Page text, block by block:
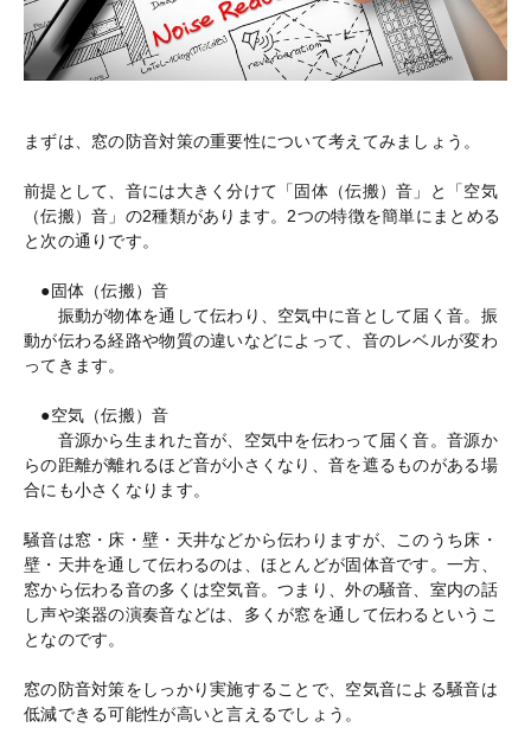
まずは、窓の防音対策の重要性について考えてみましょう。
前提として、音には大きく分けて「固体（伝搬）音」と「空気
（伝搬）音」の2種類があります。2つの特徴を簡単にまとめる
と次の通りです。
●固体（伝搬）音
振動が物体を通して伝わり、空気中に音として届く音。振
動が伝わる経路や物質の違いなどによって、音のレベルが変わ
ってきます。
●空気（伝搬）音
音源から生まれた音が、空気中を伝わって届く音。音源か
らの距離が離れるほど音が小さくなり、音を遮るものがある場
合にも小さくなります。
騒音は窓・床・壁・天井などから伝わりますが、このうち床・
壁・天井を通して伝わるのは、ほとんどが固体音です。一方、
窓から伝わる音の多くは空気音。つまり、外の騒音、室内の話
し声や楽器の演奏音などは、多くが窓を通して伝わるというこ
となのです。
窓の防音対策をしっかり実施することで、空気音による騒音は
低減できる可能性が高いと言えるでしょう。